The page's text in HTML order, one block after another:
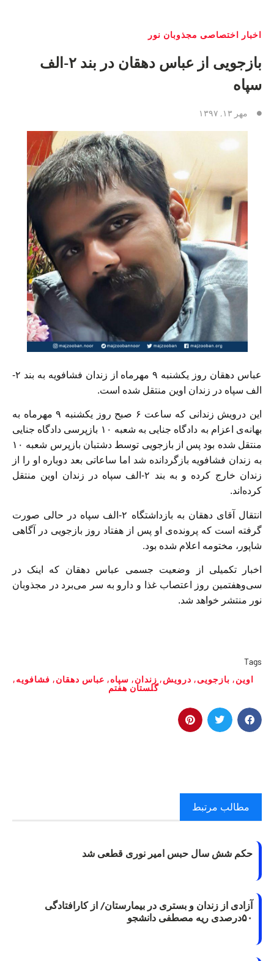
اخبار اختصاصی مجذوبان نور
بازجویی از عباس دهقان در بند ۲-الف
سپاه
مهر ۱۳, ۱۳۹۷
عباس دهقان روز یکشنبه ۹ مهرماه از زندان فشافویه به بند ۲-
الف سپاه در زندان اوین منتقل شده است.
این درویش زندانی که ساعت ۶ صبح روز یکشنبه ۹ مهرماه به
بهانه‌ی اعزام به دادگاه جنایی به شعبه ۱۰ بازپرسی دادگاه جنایی
منتقل شده بود پس از بازجویی توسط دشتبان بازپرس شعبه ۱۰
به زندان فشافویه بازگردانده شد اما ساعاتی بعد دوباره او را از
زندان خارج کرده و به بند ۲-الف سپاه در زندان اوین منتقل
کرده‌اند.
انتقال آقای دهقان به بازداشتگاه ۲-الف سپاه در حالی صورت
گرفته است که پرونده‌ی او پس از هفتاد روز بازجویی در آگاهی
شاپور، مختومه اعلام شده بود.
اخبار تکمیلی از وضعیت جسمی عباس دهقان که اینک در
سی‌وهفتمین روز اعتصاب غذا و دارو به سر می‌برد در مجذوبان
نور منتشر خواهد شد.
Tags
اوین, بازجویی, درویش, زندان, سپاه, عباس دهقان, فشافویه,
گلستان هفتم
مطالب مرتبط
حکم شش سال حبس امیر نوری قطعی شد
آزادی از زندان و بستری در بیمارستان/ از کارافتادگی
۵۰درصدی ریه مصطفی دانشجو